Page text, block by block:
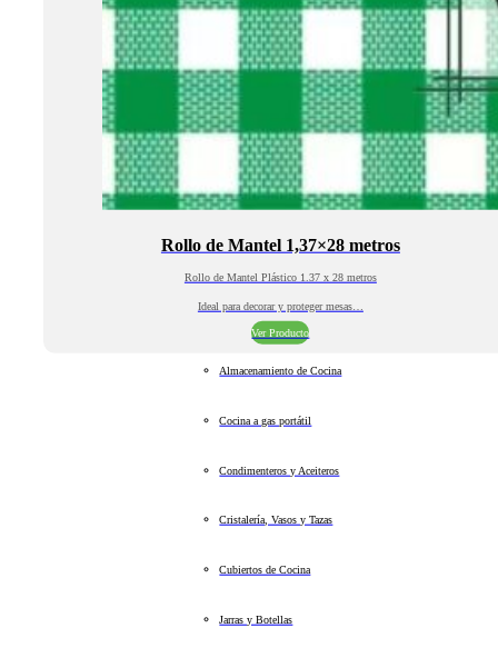
Rollo de Mantel 1,37×28 metros
Rollo de Mantel Plástico 1.37 x 28 metros
Ideal para decorar y proteger mesas…
Ver Producto
Almacenamiento de Cocina
Cocina a gas portátil
Condimenteros y Aceiteros
Cristalería, Vasos y Tazas
Cubiertos de Cocina
Jarras y Botellas